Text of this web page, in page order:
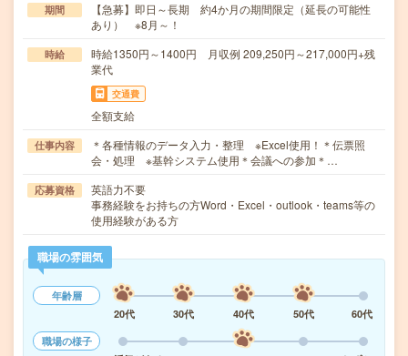
期間
【急募】即日～長期 約4か月の期間限定（延長の可能性
あり） ※8月～！
時給
時給1350円～1400円 月収例 209,250円～217,000円+残
業代
交通費
全額支給
仕事内容
＊各種情報のデータ入力・整理 ※Excel使用！＊伝票照
会・処理 ※基幹システム使用＊会議への参加＊…
応募資格
英語力不要
事務経験をお持ちの方Word・Excel・outlook・teams等の
使用経験がある方
職場の雰囲気
年齢層
20代
30代 40代 50代
60代
職場の様子